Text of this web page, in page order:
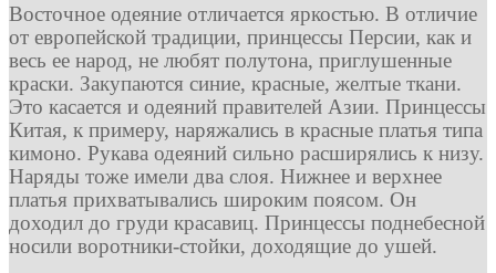
Восточное одеяние отличается яркостью. В отличие
от европейской традиции, принцессы Персии, как и
весь ее народ, не любят полутона, приглушенные
краски. Закупаются синие, красные, желтые ткани.
Это касается и одеяний правителей Азии. Принцессы
Китая, к примеру, наряжались в красные платья типа
кимоно. Рукава одеяний сильно расширялись к низу.
Наряды тоже имели два слоя. Нижнее и верхнее
платья прихватывались широким поясом. Он
доходил до груди красавиц. Принцессы поднебесной
носили воротники-стойки, доходящие до ушей.